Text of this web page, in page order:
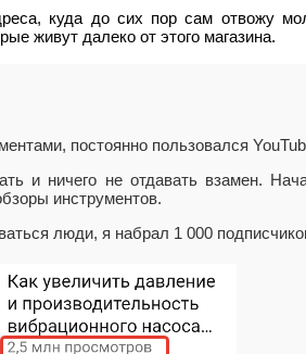
куда до сих пор сам отвожу
живут далеко от этого магазина.
постоянно пользовался
и ничего не отдавать взамен.
инструментов.
люди, я набрал 1 000